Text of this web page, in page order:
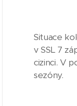
Situace
v SSL 7
cizinci. V
sezóny.